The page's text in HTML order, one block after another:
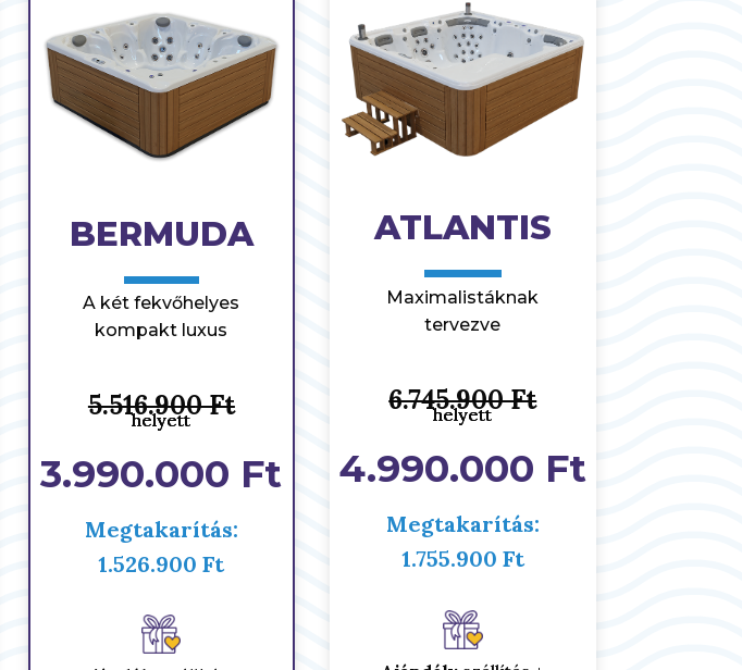
BERMUDA
A két fekvőhelyes
kompakt luxus
5.516.900 Ft
helyett
helyett
helyett
3.990.000 Ft
Megtakarítás:
1.526.900 Ft
ATLANTIS
Maximalistáknak
tervezve
6.745.900 Ft
helyett
helyett
helyett
4.990.000 Ft
Megtakarítás:
1.755.900 Ft